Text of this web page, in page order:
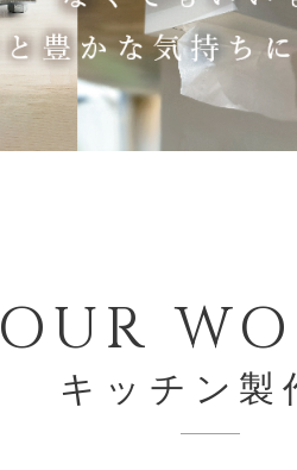
OUR
キッチン製